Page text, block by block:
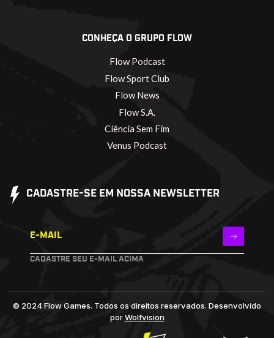
CONHEÇA O GRUPO FLOW
Flow Podcast
Flow Sport Club
Flow News
Flow S.A.
Ciência Sem Fim
Venus Podcast
CADASTRE-SE EM NOSSA NEWSLETTER
E-MAIL
CADASTRE SEU E-MAIL ACIMA
© 2024 Flow Games. Todos os direitos reservados. Desenvolvido
porWolfvision